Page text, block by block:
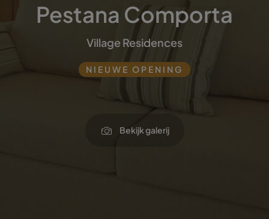
Pestana Comporta
Village Residences
NIEUWE OPENING
Bekijk galerij